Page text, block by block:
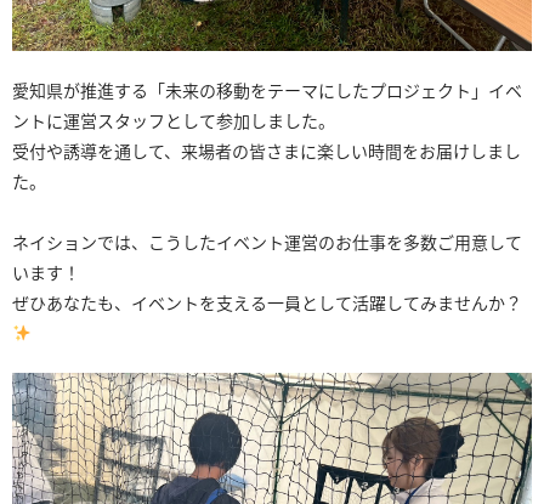
愛知県が推進する「未来の移動をテーマにしたプロジェクト」イベ
ントに運営スタッフとして参加しました。
受付や誘導を通して、来場者の皆さまに楽しい時間をお届けしまし
た。
ネイションでは、こうしたイベント運営のお仕事を多数ご用意して
います！
ぜひあなたも、イベントを支える一員として活躍してみませんか？